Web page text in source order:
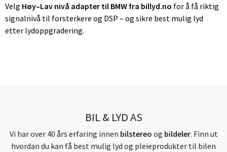
Velg Høy–Lav nivå adapter til BMW fra billyd.no for å få riktig
signalnivå til forsterkere og DSP – og sikre best mulig lyd
etter lydoppgradering.
BIL & LYD AS
Vi har over 40 års erfaring innen bilstereo og bildeler. Finn ut
hvordan du kan få best mulig lyd og pleieprodukter til bilen